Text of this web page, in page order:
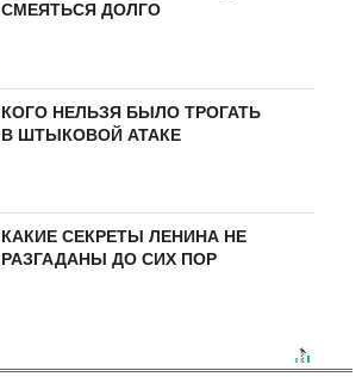
СМЕЯТЬСЯ ДОЛГО
КОГО НЕЛЬЗЯ БЫЛО ТРОГАТЬ
В ШТЫКОВОЙ АТАКЕ
КАКИЕ СЕКРЕТЫ ЛЕНИНА НЕ
РАЗГАДАНЫ ДО СИХ ПОР